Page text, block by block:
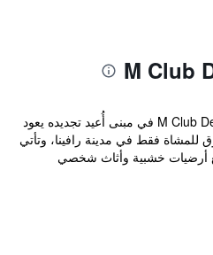
يقع مكان المبيت والإفطار M Club De Luxe في مبنى أُعيد تجديده يعود
تسوق للمشاة فقط في مدينة رافينا، وتأتي
أرضيات خشبية وأثاث شخصي